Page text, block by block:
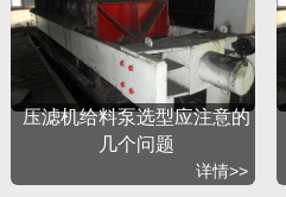
压滤机给料泵选型应注意的
几个问题
详情>>